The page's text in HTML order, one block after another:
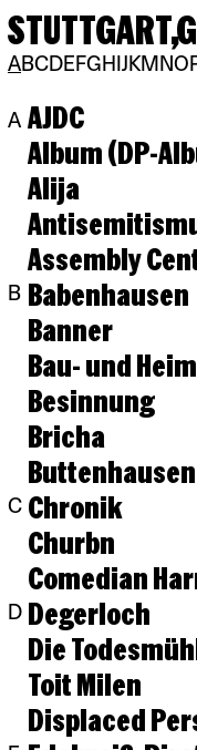
STUTTGART,
ABCDEFGH JKM NO
A AJDC
Album (DP-
Alija
Assembly
B Babenhausen
Banner
Bau- und
Besinnung
Bricha
Buttenhausen
C Chronik
Churbn
Comedian
D Degerloch
Die
Toit Milen
Displaced